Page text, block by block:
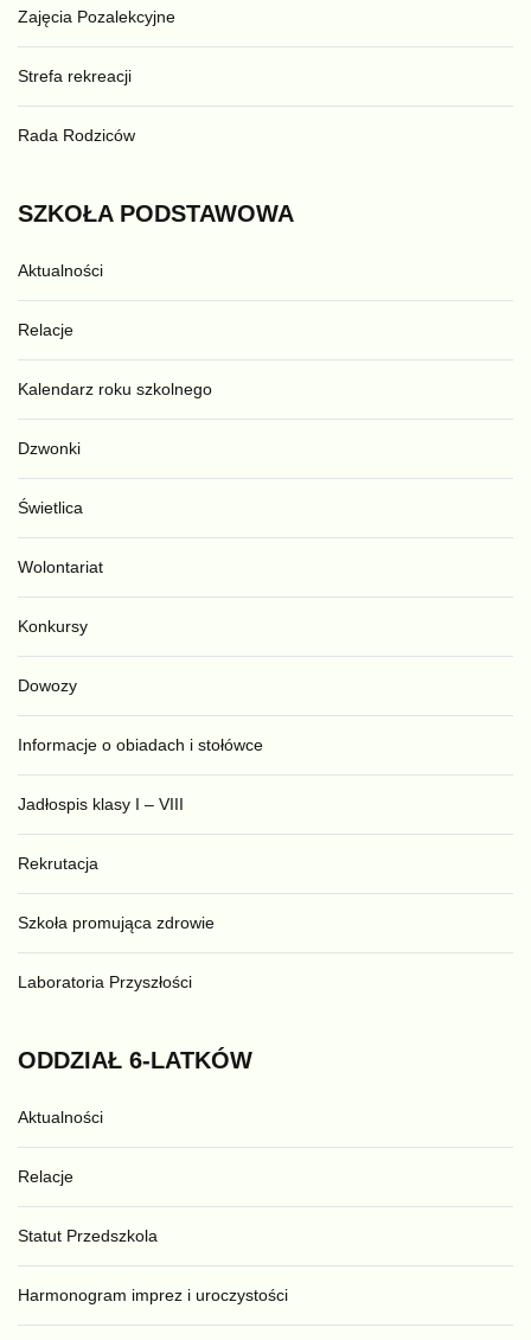
Zajęcia Pozalekcyjne
Strefa rekreacji
Rada Rodziców
SZKOŁA PODSTAWOWA
Aktualności
Relacje
Kalendarz roku szkolnego
Dzwonki
Świetlica
Wolontariat
Konkursy
Dowozy
Informacje o obiadach i stołówce
Jadłospis klasy I – VIII
Rekrutacja
Szkoła promująca zdrowie
Laboratoria Przyszłości
ODDZIAŁ 6-LATKÓW
Aktualności
Relacje
Statut Przedszkola
Harmonogram imprez i uroczystości